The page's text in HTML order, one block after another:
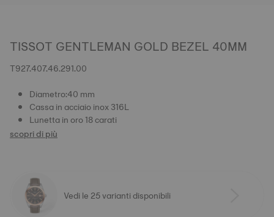
TISSOT GENTLEMAN GOLD BEZEL 40MM
T927.407.46.291.00
Diametro:40 mm
Cassa in acciaio inox 316L
Lunetta in oro 18 carati
scopri di più
Vedi le 25 varianti disponibili